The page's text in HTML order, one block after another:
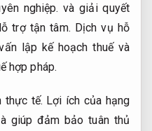
nghiệp. và giải quyết
trợ tận tâm. Dịch vụ hỗ
lập kế hoạch thuế và
hợp pháp.
thực tế. Lợi ích của hạng
giúp đảm bảo tuân thủ